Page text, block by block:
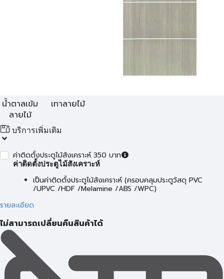
น้ำตาลเข้ม
ลายไม้
เทาลายไม้
บริการเพิ่มเติม
ค่าติดตั้งประตูไม้สังเคราะห์ 350 บาท
ค่าติดตั้งประตูไม้สังเคราะห์
เป็นค่าติดตั้งประตูไม้สังเคราะห์ (ครอบคลุมประตูวัสดุ PVC
/UPVC /HDF /Melamine /ABS /WPC)
รายละเอียด
ไม่สามารถเปลี่ยนคืนสินค้าได้